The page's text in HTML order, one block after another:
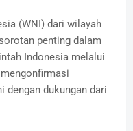
(WNI) dari wilayah
penting dalam
Indonesia melalui
dengan dukungan dari